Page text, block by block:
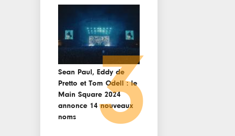
Sean Paul, Eddy de
Pretto et Tom Odell : le
Main Square 2024
annonce 14 nouveaux
noms
3